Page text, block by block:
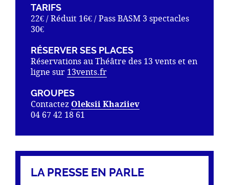
TARIFS
22€ / Réduit 16€ / Pass BASM 3 spectacles
30€
RÉSERVER SES PLACES
Réservations au Théâtre des 13 vents et en
ligne sur 13vents.fr
GROUPES
Contactez Oleksii Khaziiev
04 67 42 18 61
LA PRESSE EN PARLE